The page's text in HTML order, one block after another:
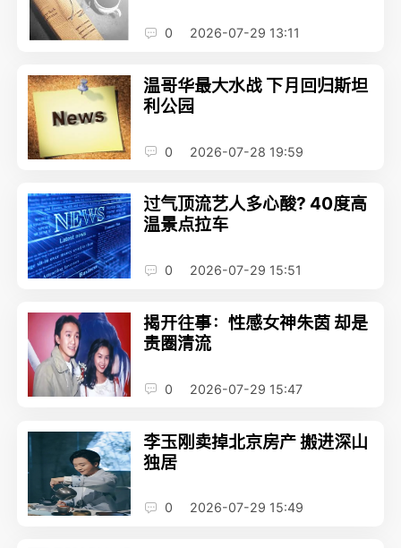
0 2026-07-29 13:11
温哥华最大水战 下月回归斯坦
利公园
0 2026-07-28 19:59
过气顶流艺人多心酸? 40度高
温景点拉车
0 2026-07-29 15:51
揭开往事：性感女神朱茵 却是
贵圈清流
0 2026-07-29 15:47
李玉刚卖掉北京房产 搬进深山
独居
0 2026-07-29 15:49